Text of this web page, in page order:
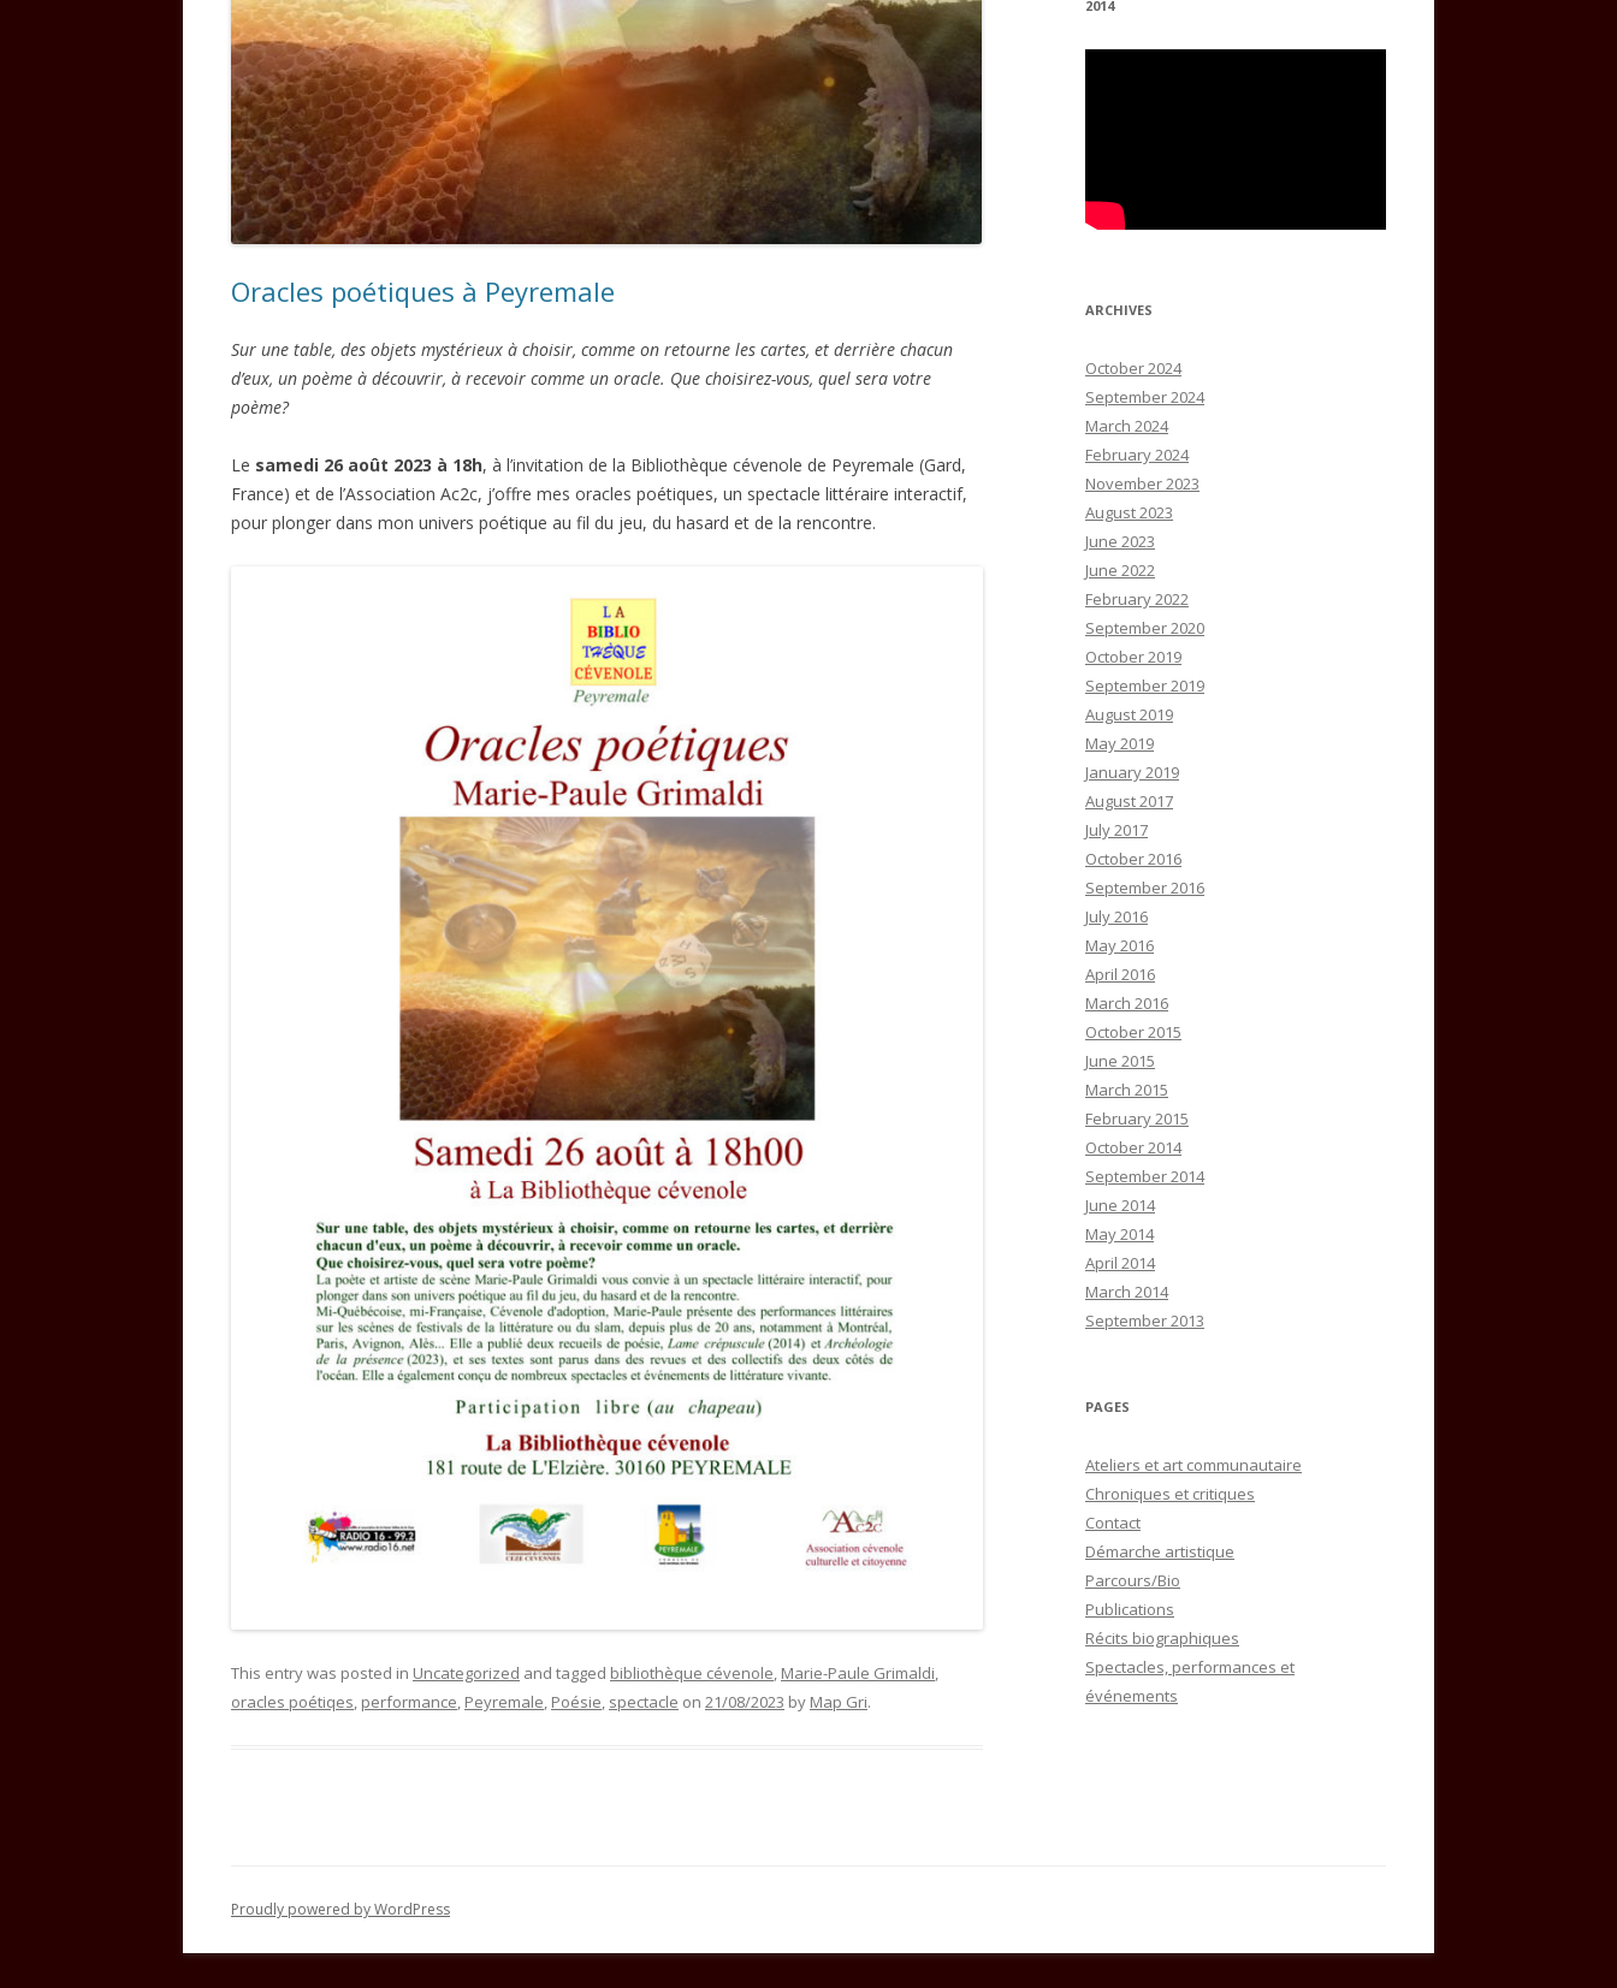
Oracles poétiques à Peyremale
Sur une table, des objets mystérieux à choisir, comme on retourne les cartes, et derrière chacun
d’eux, un poème à découvrir, à recevoir comme un oracle. Que choisirez-vous, quel sera votre
poème?
Le samedi 26 août 2023 à 18h, à l’invitation de la Bibliothèque cévenole de Peyremale (Gard,
France) et de l’Association Ac2c, j’offre mes oracles poétiques, un spectacle littéraire interactif,
pour plonger dans mon univers poétique au fil du jeu, du hasard et de la rencontre.
This entry was posted in Uncategorized and tagged bibliothèque cévenole, Marie-Paule Grimaldi,
oracles poétiqes, performance, Peyremale, Poésie, spectacle on 21/08/2023 by Map Gri.
2014
ARCHIVES
October 2024
September 2024
March 2024
February 2024
November 2023
August 2023
June 2023
June 2022
February 2022
September 2020
October 2019
September 2019
August 2019
May 2019
January 2019
August 2017
July 2017
October 2016
September 2016
July 2016
May 2016
April 2016
March 2016
October 2015
June 2015
March 2015
February 2015
October 2014
September 2014
June 2014
May 2014
April 2014
March 2014
September 2013
PAGES
Ateliers et art communautaire
Chroniques et critiques
Contact
Démarche artistique
Parcours/Bio
Publications
Récits biographiques
Spectacles, performances et
événements
Proudly powered by WordPress